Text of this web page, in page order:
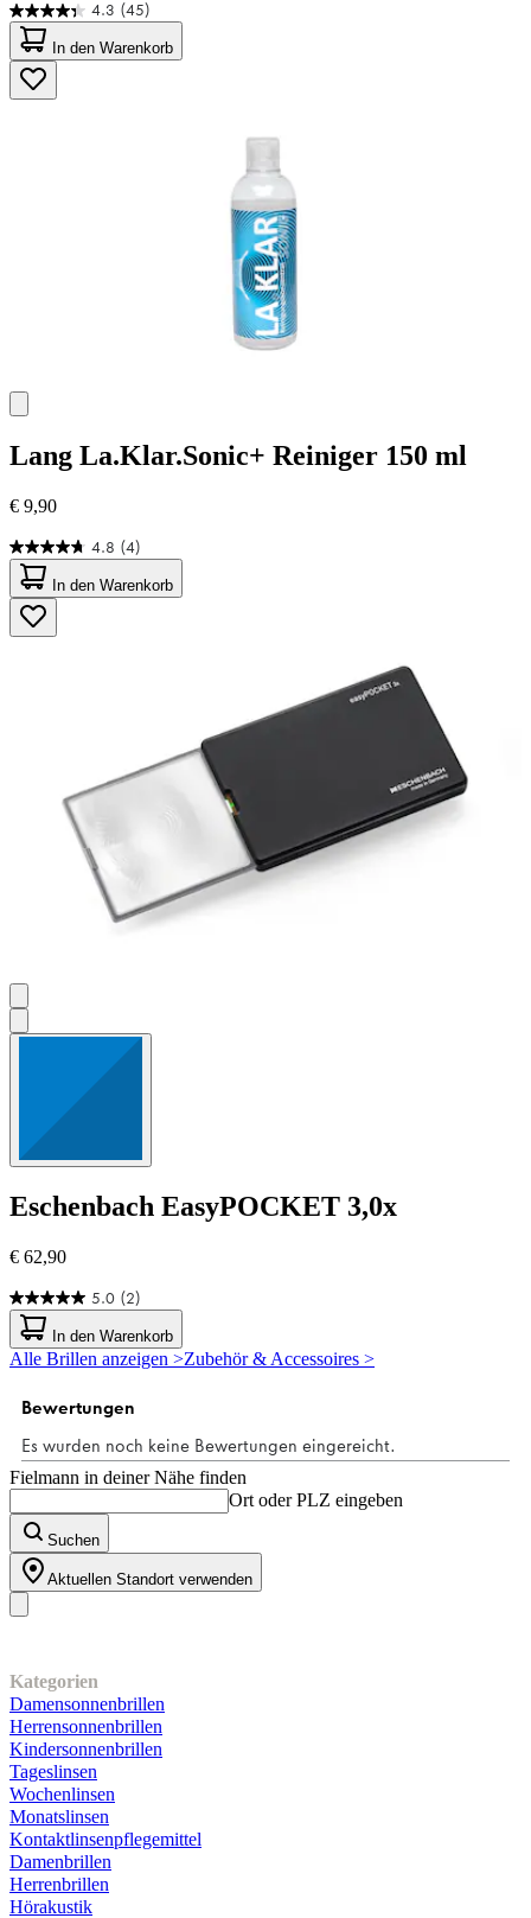
4.3 (45)
4.3
von
5
Sternen.
45
In den Warenkorb
Lang La.Klar.Sonic+ Reiniger 150 ml
€ 9,90
4.8 (4)
4.8
von
5
Sternen.
4
In den Warenkorb
Eschenbach EasyPOCKET 3,0x
€ 62,90
5.0 (2)
5.0
von
5
Sternen.
Bewertungen
In den Warenkorb
Alle Brillen anzeigen >Zubehör & Accessoires >
Fielmann in deiner Nähe finden
Ort oder PLZ eingeben
Suchen
Aktuellen Standort verwenden
Kategorien
Damensonnenbrillen
Herrensonnenbrillen
Kindersonnenbrillen
Tageslinsen
Wochenlinsen
Monatslinsen
Kontaktlinsenpflegemittel
Damenbrillen
Herrenbrillen
Hörakustik